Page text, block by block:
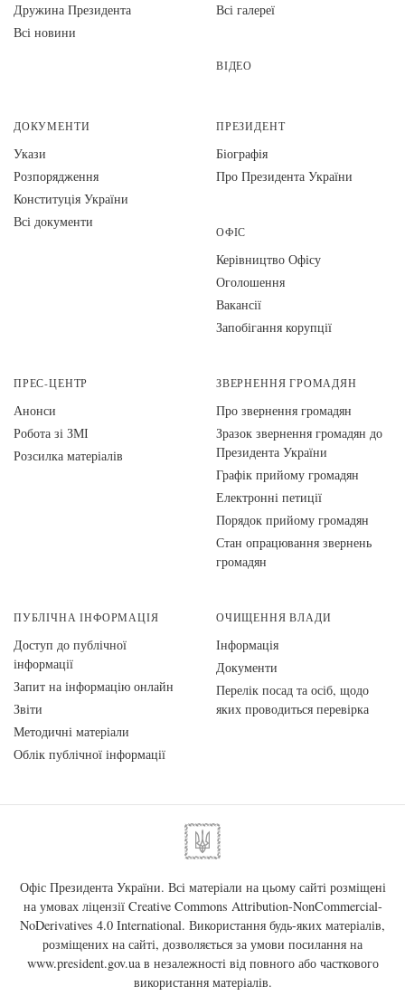
Дружина Президента
Всі новини
Всі галереї
ВІДЕО
ДОКУМЕНТИ
Укази
Розпорядження
Конституція України
Всі документи
ПРЕЗИДЕНТ
Біографія
Про Президента України
ОФІС
Керівництво Офісу
Оголошення
Вакансії
Запобігання корупції
ПРЕС-ЦЕНТР
Анонси
Робота зі ЗМІ
Розсилка матеріалів
ЗВЕРНЕННЯ ГРОМАДЯН
Про звернення громадян
Зразок звернення громадян до
Президента України
Графік прийому громадян
Електронні петиції
Порядок прийому громадян
Стан опрацювання звернень
громадян
ПУБЛІЧНА ІНФОРМАЦІЯ
Доступ до публічної
інформації
Запит на інформацію онлайн
Звіти
Методичні матеріали
Облік публічної інформації
ОЧИЩЕННЯ ВЛАДИ
Інформація
Документи
Перелік посад та осіб, щодо
яких проводиться перевірка
Офіс Президента України. Всі матеріали на цьому сайті розміщені
на умовах ліцензії Creative Commons Attribution-NonCommercial-
NoDerivatives 4.0 International. Використання будь-яких матеріалів,
розміщених на сайті, дозволяється за умови посилання на
www.president.gov.uaв незалежності від повного або часткового
використання матеріалів.